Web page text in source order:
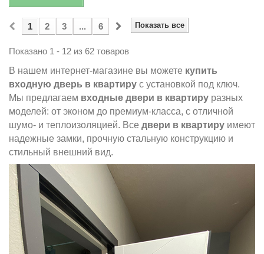
Показать все
1 2 3 ... 6
Показано 1 - 12 из 62 товаров
В нашем интернет-магазине вы можете купить
входную дверь в квартиру с установкой под ключ.
Мы предлагаем входные двери в квартиру разных
моделей: от эконом до премиум-класса, с отличной
шумо- и теплоизоляцией. Все двери в квартиру имеют
надежные замки, прочную стальную конструкцию и
стильный внешний вид.